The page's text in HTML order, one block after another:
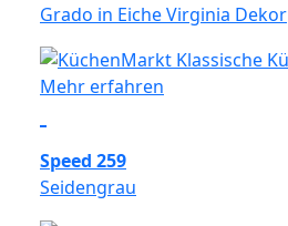
Grado in Eiche Virginia Dekor
Mehr erfahren
Speed 259
Seidengrau